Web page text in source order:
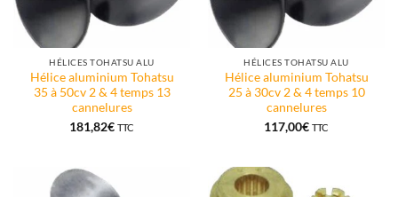
HÉLICES TOHATSU ALU
Hélice aluminium Tohatsu
35 à 50cv 2 & 4 temps 13
cannelures
181,82€ TTC
HÉLICES TOHATSU ALU
Hélice aluminium Tohatsu
25 à 30cv 2 & 4 temps 10
cannelures
117,00€ TTC